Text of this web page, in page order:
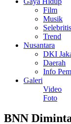
Film
Musik
Selebritis
Trend
Nusantara
DKI
Daerah
Info
Galeri
Video
Foto
BNN